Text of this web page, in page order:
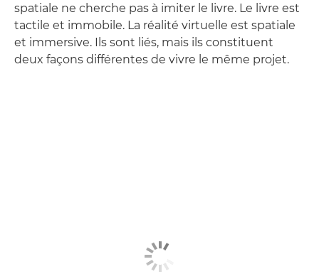
spatiale ne cherche pas à imiter le livre. Le livre est
tactile et immobile. La réalité virtuelle est spatiale
et immersive. Ils sont liés, mais ils constituent
deux façons différentes de vivre le même projet.